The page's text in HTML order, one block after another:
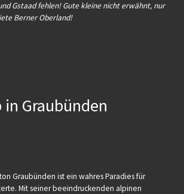
Gstaad fehlen! Gute kleine nicht erwähnt, nur
Berner Oberland!
Graubünden
Graubünden ist ein wahres Paradies für
Mit seiner beeindruckenden alpinen